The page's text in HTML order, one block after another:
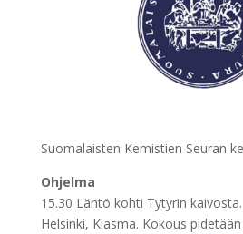
Suomalaisten Kemistien Seuran
Ohjelma
15.30 Lähtö kohti Tytyrin
Helsinki, Kiasma. Kokous